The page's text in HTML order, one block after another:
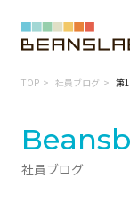
TOP 社員ブログ 第
社員ブログ